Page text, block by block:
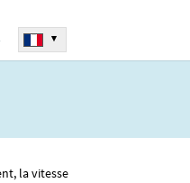
▾
la vitesse